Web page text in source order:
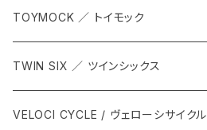
TOYMOCK ／ トイモック
TWIN SIX ／ ツインシックス
ALL
VELOCI CYCLE / ヴェローシサイクル